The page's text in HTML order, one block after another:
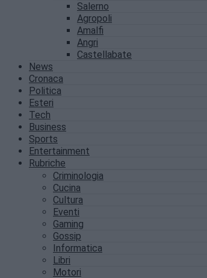
Salerno
Agropoli
Amalfi
Angri
Castellabate
News
Cronaca
Politica
Esteri
Tech
Business
Sports
Entertainment
Rubriche
Criminologia
Cucina
Cultura
Eventi
Gaming
Gossip
Informatica
Libri
Motori